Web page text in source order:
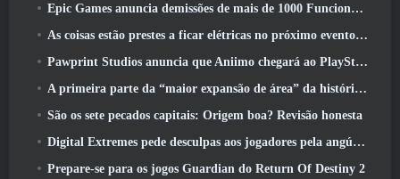
Epic Games anuncia demissões de mais de 1000 Funcionários, Citando “Desaceleração no Engajamento Fortnite”
As coisas estão prestes a ficar elétricas no próximo evento Aftershock do Apex Legends
Pawprint Studios anuncia que Aniimo chegará ao PlayStation 5 E a Epic Games Store nos lançamentos
A primeira parte da “maior expansão de área” da história do RuneScape é lançada hoje
São os sete pecados capitais: Origem boa? Revisão honesta
Digital Extremes pede desculpas aos jogadores pela angústia causada por “convites nefastos” no Warframe
Prepare-se para os jogos Guardian do Return Of Destiny 2